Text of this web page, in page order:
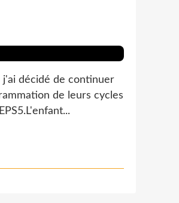
j'ai décidé de continuer
de leurs cycles